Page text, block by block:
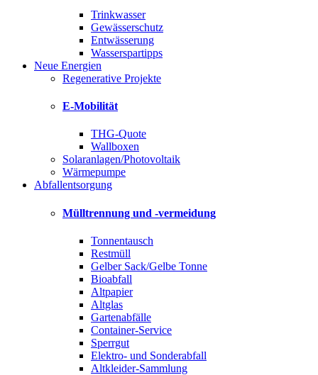
Trinkwasser
Gewässerschutz
Entwässerung
Wasserspartipps
Neue Energien
Regenerative Projekte
E-Mobilität
THG-Quote
Wallboxen
Solaranlagen/Photovoltaik
Wärmepumpe
Abfallentsorgung
Mülltrennung und -vermeidung
Tonnentausch
Restmüll
Gelber Sack/Gelbe Tonne
Bioabfall
Altpapier
Altglas
Gartenabfälle
Container-Service
Sperrgut
Elektro- und Sonderabfall
Altkleider-Sammlung